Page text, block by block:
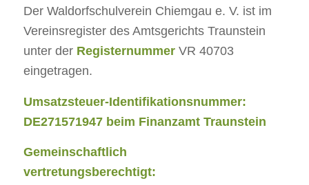
Der Waldorfschulverein Chiemgau e. V. ist im
Vereinsregister des Amtsgerichts Traunstein
unter der RegisternummerVR 40703
eingetragen.
Umsatzsteuer-Identifikationsnummer:
DE271571947 beim Finanzamt Traunstein
Gemeinschaftlich
vertretungsberechtigt: